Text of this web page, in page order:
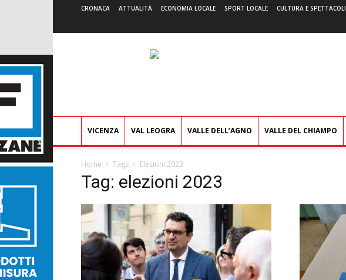
CRONACA ATTUALITÀ ECONOMIA LOCALE SPORT LOCALE CULTURA E SPETTACOLI
VICENZA VAL LEOGRA VALLE DELL’AGNO VALLE DEL CHIAMPO
Home Tags Elezioni 2023
Tag: elezioni 2023